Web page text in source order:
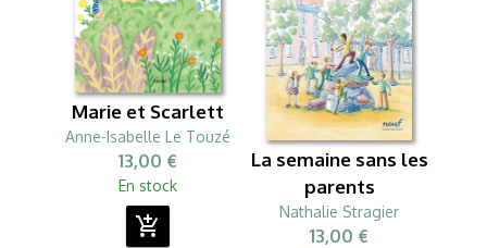
Marie et Scarlett
Anne-Isabelle Le Touzé
13,00 €
En stock
add_shopping_cart
La semaine sans les
parents
Nathalie Stragier
13,00 €